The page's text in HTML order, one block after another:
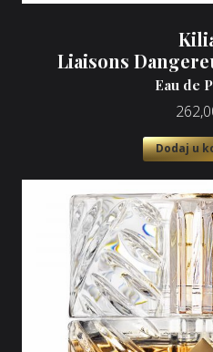
Liaisons
Eau de
Dodaj u